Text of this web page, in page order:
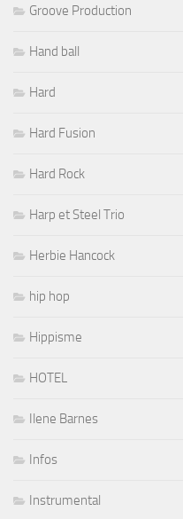
Groove Production
Hand ball
Hard
Hard Fusion
Hard Rock
Harp et Steel Trio
Herbie Hancock
hip hop
Hippisme
HOTEL
Ilene Barnes
Infos
Instrumental